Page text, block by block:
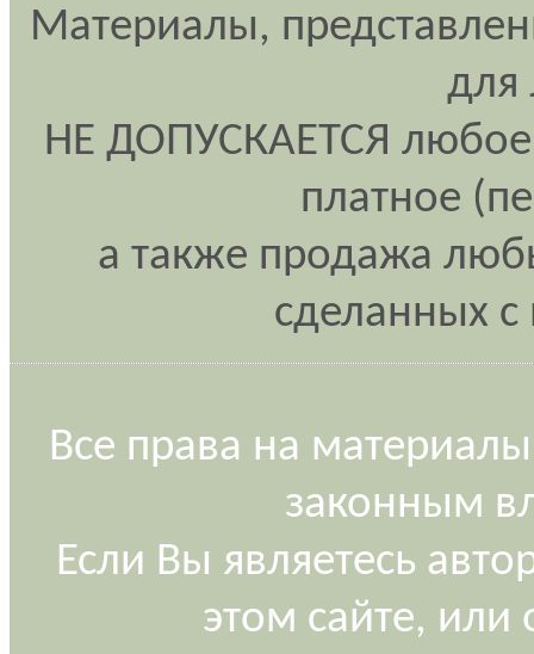
Материалы,
для
НЕ ДОПУСКАЕТСЯ любое
платное
а также продажа
сделанных
Все права на
законным
Если Вы являетесь
этом сайте, или